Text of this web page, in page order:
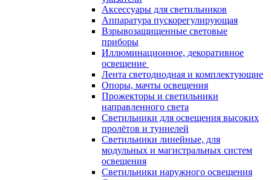
Аксессуары для светильников
Аппаратура пускорегулирующая
Взрывозащищенные световые
приборы
Иллюминационное, декоративное
освещение
Лента светодиодная и комплектующие
Опоры, мачты освещения
Прожекторы и светильники
направленного света
Светильники для освещения высоких
пролётов и туннелей
Светильники линейные, для
модульных и магистральных систем
освещения
Светильники наружного освещения